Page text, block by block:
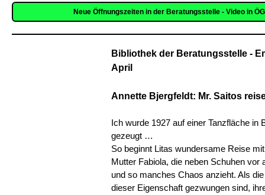
Neue Öffnungszeiten in der Beratungsstelle - Video in
Bibliothek der Beratungsstelle -
April
Annette Bjergfeldt: Mr. Saitos
Ich wurde 1927 auf einer Tanzfläche in
gezeugt …
So beginnt Litas wundersame Reise
Mutter Fabiola, die neben Schuhen vor
und so manches Chaos anzieht. Als
dieser Eigenschaft gezwungen sind,